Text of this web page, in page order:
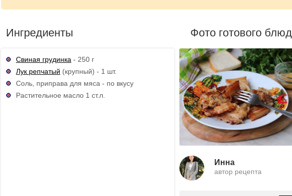
Ингредиенты
Свиная грудинка - 250 г
Лук репчатый (крупный) - 1 шт.
Соль, приправа для мяса - по вкусу
Растительное масло 1 ст.л.
Фото готового
Инна
автор рецепта